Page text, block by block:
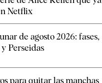
Netflix
de agosto 2026: fases,
Perseidas
para quitar las manchas